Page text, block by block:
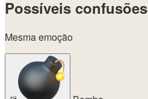
Possíveis confusões
Mesma emoção